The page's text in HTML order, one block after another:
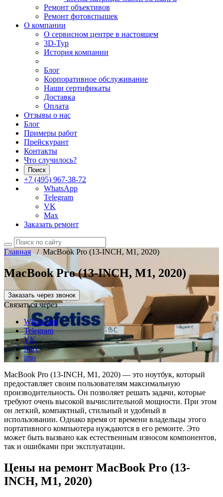
Ремонт объективов
Ремонт фотовспышек
О компании
О сервисном центре в настоящем
3D-Тур
История компании
Блог
Корпоративное обслуживание
Наши сертификаты
Доставка
Оплата
Отзывы о нас
Блог
Примеры работ
Прейскурант
Контакты
Что случилось?
Поиск
+7 (495) 967-38-72
WhatsApp
Telegram
VK
Max
Заказать ремонт
Главная/ MacBook Pro (13-INCH, M1, 2020)
MacBook Pro (13-INCH, M1, 2020)
Заказать через звонок
Связаться через
WhatsApp
Telegram
VK
Max
imo
MacBook Pro (13-INCH, M1, 2020) — это ноутбук, который
предоставляет своим пользователям максимальную
производительность. Он позволяет решать задачи, которые
требуют очень высокой вычислительной мощности. При этом
он легкий, компактный, стильный и удобный в
использовании. Однако время от времени владельцы этого
портативного компьютера нуждаются в его ремонте. Это
может быть вызвано как естественным износом компонентов,
так и ошибками при эксплуатации.
Цены на ремонт MacBook Pro (13-
INCH, M1, 2020)